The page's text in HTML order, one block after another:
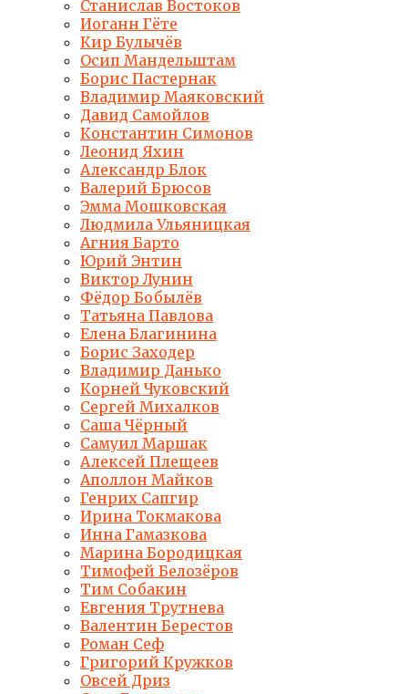
Станислав Востоков
Иоганн Гёте
Кир Булычёв
Осип Мандельштам
Борис Пастернак
Владимир Маяковский
Давид Самойлов
Константин Симонов
Леонид Яхин
Александр Блок
Валерий Брюсов
Эмма Мошковская
Людмила Ульяницкая
Агния Барто
Юрий Энтин
Виктор Лунин
Фёдор Бобылёв
Татьяна Павлова
Елена Благинина
Борис Заходер
Владимир Данько
Корней Чуковский
Сергей Михалков
Саша Чёрный
Самуил Маршак
Алексей Плещеев
Аполлон Майков
Генрих Сапгир
Ирина Токмакова
Инна Гамазкова
Марина Бородицкая
Тимофей Белозёров
Тим Собакин
Евгения Трутнева
Валентин Берестов
Роман Сеф
Григорий Кружков
Овсей Дриз